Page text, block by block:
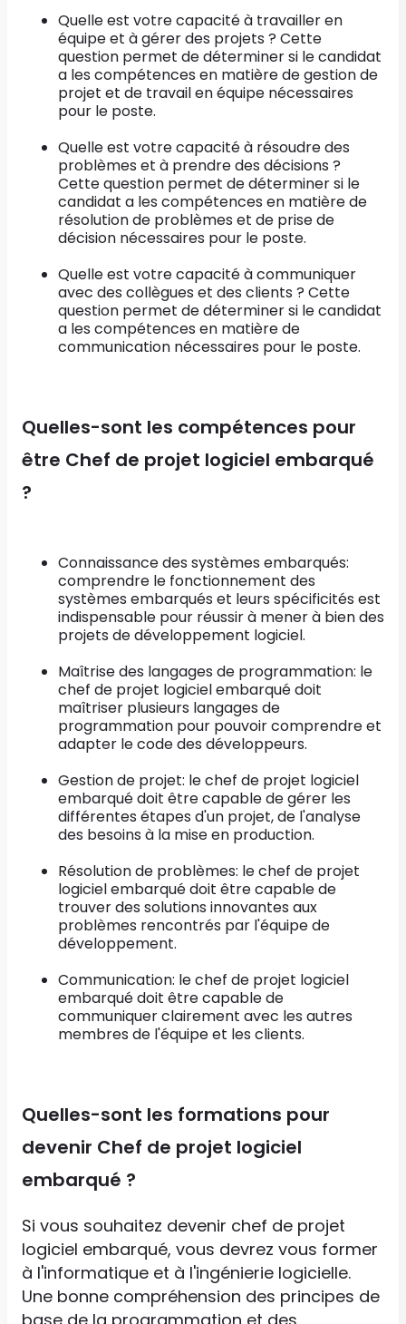
Quelle est votre capacité à travailler en
équipe et à gérer des projets ? Cette
question permet de déterminer si le candidat
a les compétences en matière de gestion de
projet et de travail en équipe nécessaires
pour le poste.
Quelle est votre capacité à résoudre des
problèmes et à prendre des décisions ?
Cette question permet de déterminer si le
candidat a les compétences en matière de
résolution de problèmes et de prise de
décision nécessaires pour le poste.
Quelle est votre capacité à communiquer
avec des collègues et des clients ? Cette
question permet de déterminer si le candidat
a les compétences en matière de
communication nécessaires pour le poste.
Quelles-sont les compétences pour
être Chef de projet logiciel embarqué
?
Connaissance des systèmes embarqués:
comprendre le fonctionnement des
systèmes embarqués et leurs spécificités est
indispensable pour réussir à mener à bien des
projets de développement logiciel.
Maîtrise des langages de programmation: le
chef de projet logiciel embarqué doit
maîtriser plusieurs langages de
programmation pour pouvoir comprendre et
adapter le code des développeurs.
Gestion de projet: le chef de projet logiciel
embarqué doit être capable de gérer les
différentes étapes d'un projet, de l'analyse
des besoins à la mise en production.
Résolution de problèmes: le chef de projet
logiciel embarqué doit être capable de
trouver des solutions innovantes aux
problèmes rencontrés par l'équipe de
développement.
Communication: le chef de projet logiciel
embarqué doit être capable de
communiquer clairement avec les autres
membres de l'équipe et les clients.
Quelles-sont les formations pour
devenir Chef de projet logiciel
embarqué ?
Si vous souhaitez devenir chef de projet
logiciel embarqué, vous devrez vous former
à l'informatique et à l'ingénierie logicielle.
Une bonne compréhension des principes de